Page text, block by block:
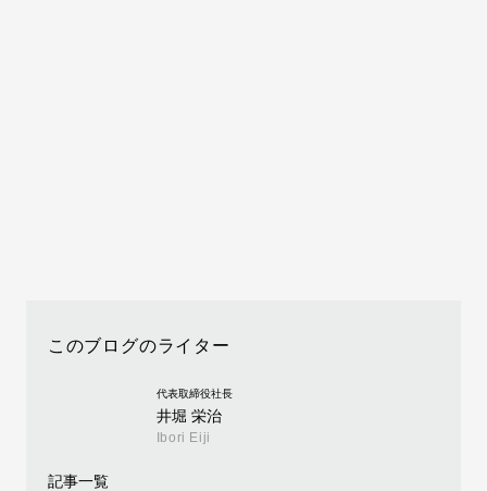
このブログのライター
代表取締役社長
井堀 栄治
Ibori Eiji
記事一覧